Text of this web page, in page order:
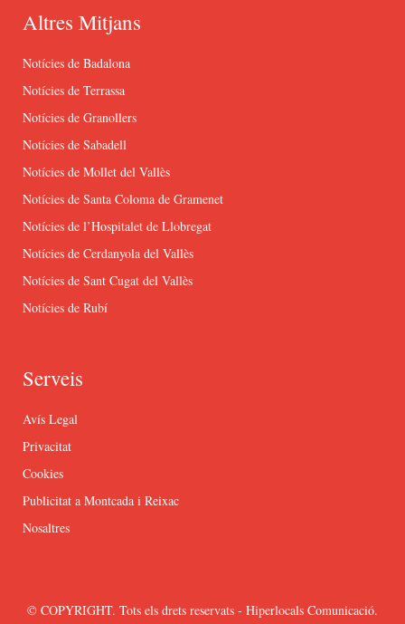
Altres Mitjans
Notícies de Badalona
Notícies de Terrassa
Notícies de Granollers
Notícies de Sabadell
Notícies de Mollet del Vallès
Notícies de Santa Coloma de Gramenet
Notícies de l’Hospitalet de Llobregat
Notícies de Cerdanyola del Vallès
Notícies de Sant Cugat del Vallès
Notícies de Rubí
Serveis
Avís Legal
Privacitat
Cookies
Publicitat a Montcada i Reixac
Nosaltres
© COPYRIGHT. Tots els drets reservats - Hiperlocals Comunicació.